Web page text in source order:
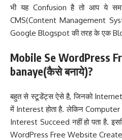
भी यह Confusion है तो आप ये
CMS(Content Management
Google Blogspot की तरह के एक
Mobile Se WordPress
banaye(कैसे बनाये)?
बहुत से स्टूडेंट्स ऐसे है, जिनको
में Interest होता है. लेकिन
Interest Succeed नहीं हो पता है.
WordPress Free Website Create